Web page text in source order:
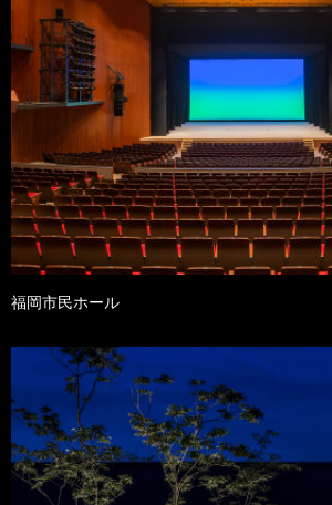
福岡市民ホール